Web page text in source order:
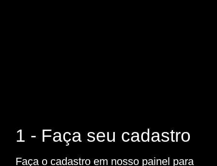
1 - Faça seu cadastro
Faça o cadastro em nosso painel para